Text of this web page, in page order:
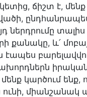
ճիշտ է,
ներդրումը
քանակը, և՛
կարծում ենք,
ունի,